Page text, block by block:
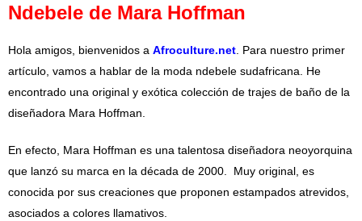
Ndebele de Mara Hoffman
Hola amigos, bienvenidos a Afroculture.net. Para nuestro primer
artículo, vamos a hablar de la moda ndebele sudafricana. He
encontrado una original y exótica colección de trajes de baño de la
diseñadora Mara Hoffman.
En efecto, Mara Hoffman es una talentosa diseñadora neoyorquina
que lanzó su marca en la década de 2000. Muy original, es
conocida por sus creaciones que proponen estampados atrevidos,
asociados a colores llamativos.